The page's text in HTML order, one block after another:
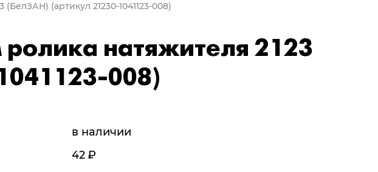
(артикул 21230-1041123-008)
натяжителя 2123
008)
в наличии
42 Р